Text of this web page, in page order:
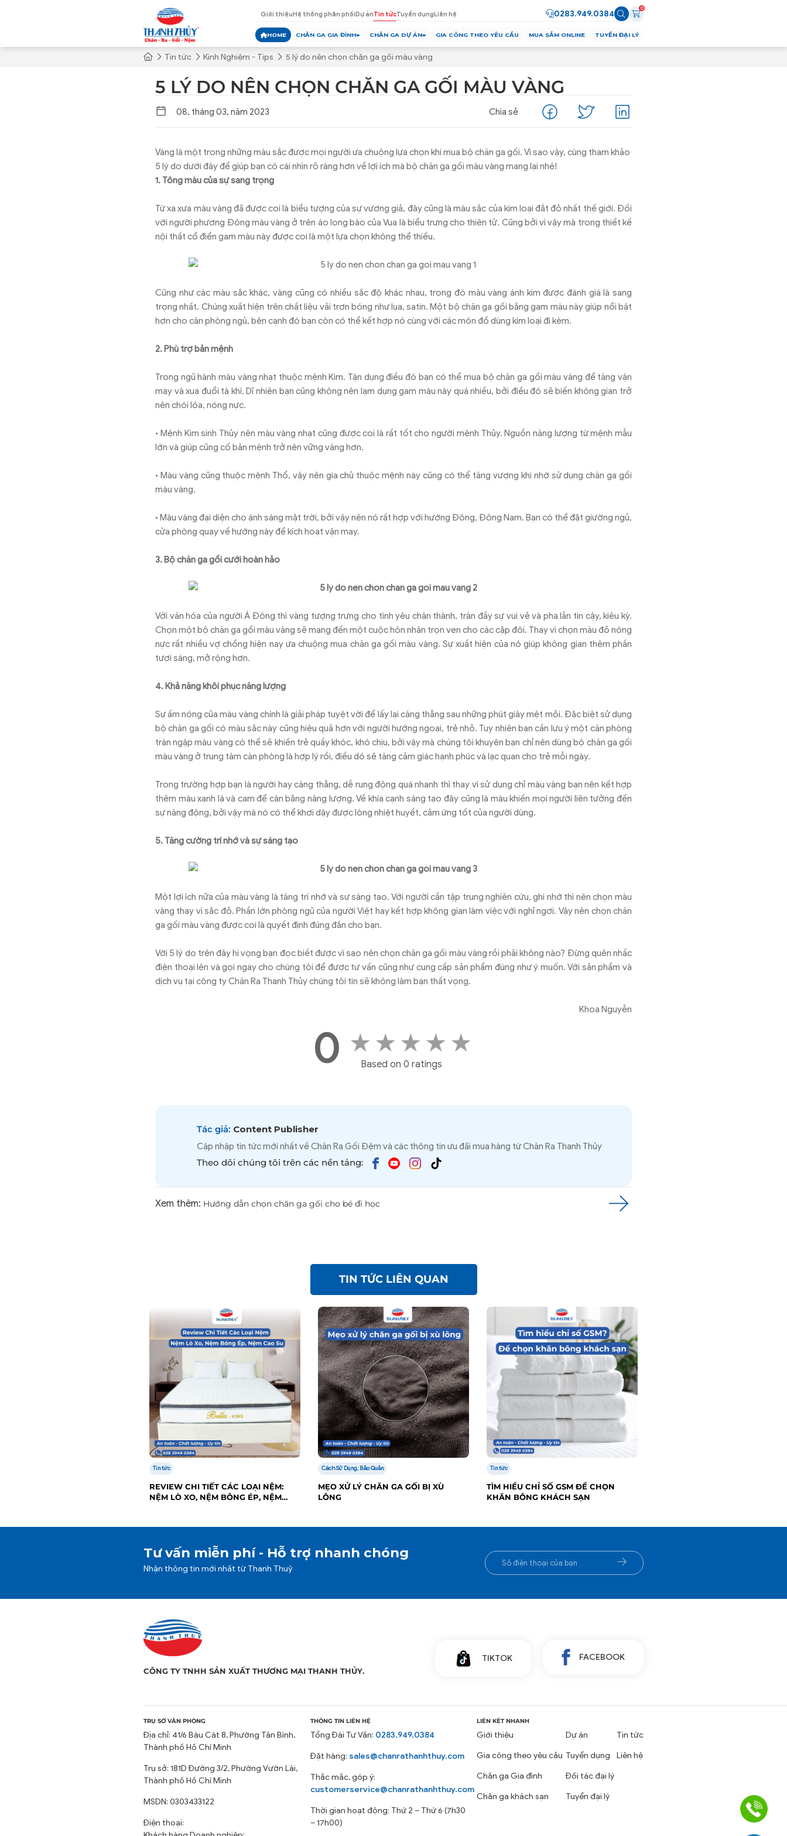
Giới thiệuHệ thống phân phốiDự ánTin tứcTuyển dụngLiên hệ 0283.949.0384
0
HOME CHĂN GA GIA ĐÌNH CHĂN GA DỰ ÁN GIA CÔNG THEO YÊU CẦU MUA SẮM ONLINE TUYỂN ĐẠI LÝ
Tin tức Kinh Nghiệm - Tips 5 lý do nên chọn chăn ga gối màu vàng
5 LÝ DO NÊN CHỌN CHĂN GA GỐI MÀU VÀNG
08, tháng 03, năm 2023 Chia sẻ
Vàng là một trong những màu sắc được mọi người ưa chuộng lựa chọn khi mua bộ chăn ga gối. Vì sao vậy, cùng tham khảo
5 lý do dưới đây để giúp bạn có cái nhìn rõ ràng hơn về lợi ích mà bộ chăn ga gối màu vàng mang lại nhé!
1. Tông màu của sự sang trọng
Từ xa xưa màu vàng đã được coi là biểu tượng của sự vương giả, đây cũng là màu sắc của kim loại đắt đỏ nhất thế giới. Đối
với người phương Đông màu vàng ở trên áo long bào của Vua là biểu trưng cho thiên tử. Cũng bởi vì vậy mà trong thiết kế
nội thất cổ điển gam màu này được coi là một lựa chọn không thể thiếu.
Cũng như các màu sắc khác, vàng cũng có nhiều sắc độ khác nhau, trong đó màu vàng ánh kim được đánh giá là sang
trọng nhất. Chúng xuất hiện trên chất liệu vải trơn bóng như lụa, satin. Một bộ chăn ga gối bằng gam màu này giúp nổi bật
hơn cho căn phòng ngủ, bên cạnh đó bạn còn có thể kết hợp nó cùng với các món đồ dùng kim loại đi kèm.
2. Phù trợ bản mệnh
Trong ngũ hành màu vàng nhạt thuộc mệnh Kim. Tận dụng điều đó bạn có thể mua bộ chăn ga gối màu vàng để tăng vận
may và xua đuổi tà khí. Dĩ nhiên bạn cũng không nên lạm dụng gam màu này quá nhiều, bởi điều đó sẽ biến không gian trở
nên chói lóa, nóng nực.
• Mệnh Kim sinh Thủy nên màu vàng nhạt cũng được coi là rất tốt cho người mệnh Thủy. Nguồn năng lượng từ mệnh mẫu
lớn và giúp cũng cố bản mệnh trở nên vững vàng hơn.
• Màu vàng cũng thuộc mệnh Thổ, vậy nên gia chủ thuộc mệnh này cũng có thể tăng vượng khi nhờ sử dụng chăn ga gối
màu vàng.
• Màu vàng đại diện cho ánh sáng mặt trời, bởi vậy nên nó rất hợp với hướng Đông, Đông Nam. Bạn có thể đặt giường ngủ,
cửa phòng quay về hướng này để kích hoạt vận may.
3. Bộ chăn ga gối cưới hoàn hảo
Với văn hóa của người Á Đông thì vàng tượng trưng cho tình yêu chân thành, tràn đầy sự vui vẻ và pha lẫn tin cậy, kiêu kỳ.
Chọn một bộ chăn ga gối màu vàng sẽ mang đến một cuộc hôn nhân trọn vẹn cho các cặp đôi. Thay vì chọn màu đỏ nóng
nực rất nhiều vợ chồng hiện nay ưa chuộng mua chăn ga gối màu vàng. Sự xuất hiện của nó giúp không gian thêm phần
tươi sáng, mở rộng hơn.
4. Khả năng khôi phục năng lượng
Sự ấm nóng của màu vàng chính là giải pháp tuyệt vời để lấy lại căng thẳng sau những phút giây mệt mỏi. Đặc biệt sử dụng
bộ chăn ga gối có màu sắc này cũng hiệu quả hơn với người hướng ngoại, trẻ nhỏ. Tuy nhiên bạn cần lưu ý một căn phòng
tràn ngập màu vàng có thể sẽ khiến trẻ quấy khóc, khó chịu, bởi vậy mà chúng tôi khuyên bạn chỉ nên dùng bộ chăn ga gối
màu vàng ở trung tâm căn phòng là hợp lý rồi, điều dó sẽ tăng cảm giác hạnh phúc và lạc quan cho trẻ mỗi ngày.
Trong trường hợp bạn là người hay căng thẳng, dễ rung động quá nhanh thì thay vì sử dụng chỉ màu vàng bạn nên kết hợp
thêm màu xanh lá và cam để cân bằng năng lượng. Về khía cạnh sáng tạo đây cũng là màu khiến mọi người liên tưởng đến
sự năng động, bởi vậy mà nó có thể khơi dậy được lòng nhiệt huyết, cảm ứng tốt của người dùng.
5. Tăng cường trí nhớ và sự sáng tạo
Một lợi ích nữa của màu vàng là tăng trí nhớ và sự sáng tạo. Với người cần tập trung nghiên cứu, ghi nhớ thì nên chọn màu
vàng thay vì sắc đỏ. Phần lớn phòng ngủ của người Việt hay kết hợp không gian làm việc với nghỉ ngơi. Vậy nên chọn chăn
ga gối màu vàng được coi là quyết định đúng đắn cho bạn.
Với 5 lý do trên đây hi vọng bạn đọc biết được vì sao nên chọn chăn ga gối màu vàng rồi phải không nào? Đừng quên nhấc
điện thoại lên và gọi ngay cho chúng tôi để được tư vấn cũng như cung cấp sản phẩm đúng như ý muốn. Với sản phẩm và
dịch vụ tại công ty Chăn Ra Thanh Thủy chúng tôi tin sẽ không làm bạn thất vọng.
Khoa Nguyễn
0 ★ ★ ★ ★ ★
Based on 0 ratings
Tác giả: Content Publisher
Cập nhập tin tức mới nhất về Chăn Ra Gối Đệm và các thông tin ưu đãi mua hàng từ Chăn Ra Thanh Thủy
Theo dõi chúng tôi trên các nền tảng:
Xem thêm: Hướng dẫn chọn chăn ga gối cho bé đi học
TIN TỨC LIÊN QUAN
Tin tức
REVIEW CHI TIẾT CÁC LOẠI NỆM:
NỆM LÒ XO, NỆM BÔNG ÉP, NỆM
Cách Sử Dụng, Bảo Quản
MẸO XỬ LÝ CHĂN GA GỐI BỊ XÙ
LÔNG
Tin tức
TÌM HIỂU CHỈ SỐ GSM ĐỂ CHỌN
KHĂN BÔNG KHÁCH SẠN
Tư vấn miễn phí - Hỗ trợ nhanh chóng
Nhận thông tin mới nhất từ Thanh Thuỷ
CÔNG TY TNHH SẢN XUẤT THƯƠNG MẠI THANH THỦY.
TIKTOK FACEBOOK
TRỤ SỞ VĂN PHÒNG
Địa chỉ: 41/6 Bàu Cát 8, Phường Tân Bình,
Thành phố Hồ Chí Minh
Trụ sở: 181D Đường 3/2, Phường Vườn Lài,
Thành phố Hồ Chí Minh
MSDN: 0303433122
Điện thoại:
THÔNG TIN LIÊN HỆ
Tổng Đài Tư Vấn: 0283.949.0384
Đặt hàng: sales@chanrathanhthuy.com
Thắc mắc, góp ý:
customerservice@chanrathanhthuy.com
Thời gian hoạt động: Thứ 2 – Thứ 6 (7h30
– 17h00)
LIÊN KẾT NHANH
Giới thiệu
Gia công theo yêu cầu
Chăn ga Gia đình
Chăn ga khách sạn
Dự án
Tuyển dụng
Đối tác đại lý
Tuyển đại lý
Tin tức
Liên hệ